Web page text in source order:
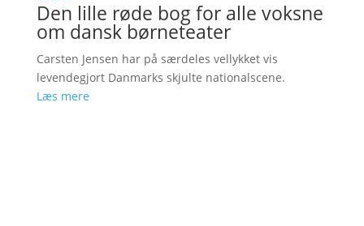
Den lille røde bog for alle voksne
om dansk børneteater
Carsten Jensen har på særdeles vellykket vis
levendegjort Danmarks skjulte nationalscene.
Læs mere